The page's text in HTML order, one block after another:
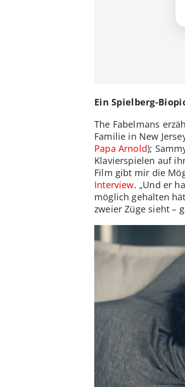
Ein Spielberg-
The Fabelmans
Familie in New
Papa Arnold);
Klavierspielen auf
Film gibt mir die
Interview. „Und er
möglich gehalten
zweier Züge sieht –